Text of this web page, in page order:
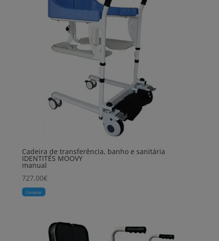
Cadeira de transferência, banho e sanitária
IDENTITÉS MOOVY
manual
727,00€
Comprar